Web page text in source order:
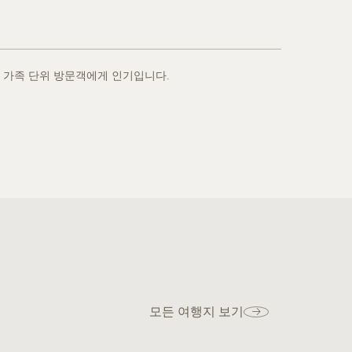
족 단위 방문객에게 인기입니다.
모든 여행지 보기